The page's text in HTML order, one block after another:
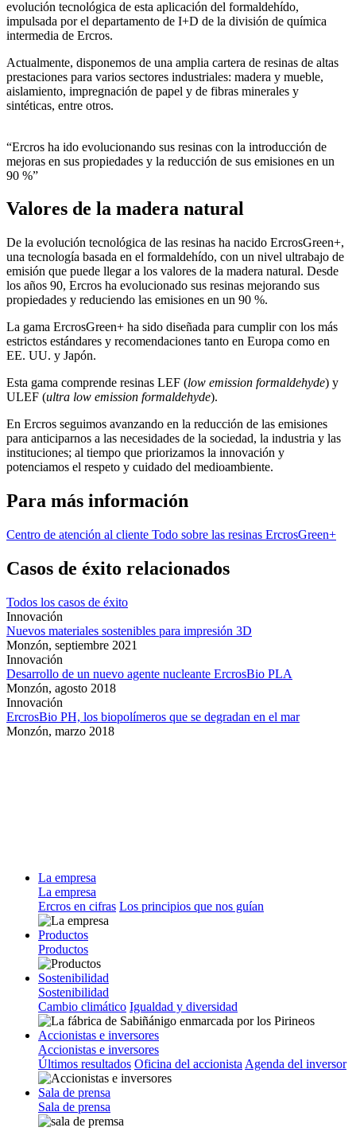
evolución tecnológica de esta aplicación del formaldehído,
impulsada por el departamento de I+D de la división de química
intermedia de Ercros.
Actualmente, disponemos de una amplia cartera de resinas de altas
prestaciones para varios sectores industriales: madera y mueble,
aislamiento, impregnación de papel y de fibras minerales y
sintéticas, entre otros.
“Ercros ha ido evolucionando sus resinas con la introducción de
mejoras en sus propiedades y la reducción de sus emisiones en un
90 %”
Valores de la madera natural
De la evolución tecnológica de las resinas ha nacido ErcrosGreen+,
una tecnología basada en el formaldehído, con un nivel ultrabajo de
emisión que puede llegar a los valores de la madera natural. Desde
los años 90, Ercros ha evolucionado sus resinas mejorando sus
propiedades y reduciendo las emisiones en un 90 %.
La gama ErcrosGreen+ ha sido diseñada para cumplir con los más
estrictos estándares y recomendaciones tanto en Europa como en
EE. UU. y Japón.
Esta gama comprende resinas LEF (low emission formaldehyde) y
ULEF (ultra low emission formaldehyde).
En Ercros seguimos avanzando en la reducción de las emisiones
para anticiparnos a las necesidades de la sociedad, la industria y las
instituciones; al tiempo que priorizamos la innovación y
potenciamos el respeto y cuidado del medioambiente.
Para más información
Centro de atención al cliente Todo sobre las resinas ErcrosGreen+
Casos de éxito relacionados
Todos los casos de éxito
Innovación
Nuevos materiales sostenibles para impresión 3D
Monzón, septiembre 2021
Innovación
Desarrollo de un nuevo agente nucleante ErcrosBio PLA
Monzón, agosto 2018
Innovación
ErcrosBio PH, los biopolímeros que se degradan en el mar
Monzón, marzo 2018
La empresa
La empresa
Ercros en cifras Los principios que nos guían
Productos
Productos
Sostenibilidad
Sostenibilidad
Cambio climático Igualdad y diversidad
Accionistas e inversores
Accionistas e inversores
Últimos resultados Oficina del accionista Agenda del inversor
Sala de prensa
Sala de prensa